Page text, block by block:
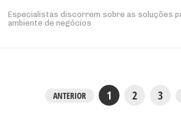
Especialistas discorrem sobre as soluções
ambiente de negócios
ANTERIOR 1 2 3